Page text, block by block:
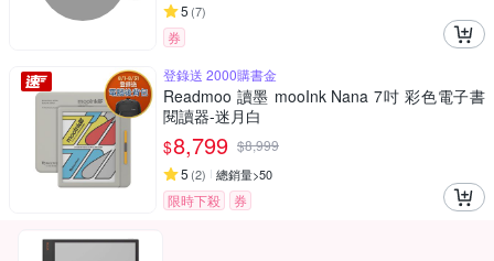
5 (7)
券
登錄送 2000購書金
Readmoo 讀墨 mooInk Nana 7吋 彩色電子書
閱讀器-迷月白
$8,799 $8,999
5 (2) 總銷量>50
限時下殺 券